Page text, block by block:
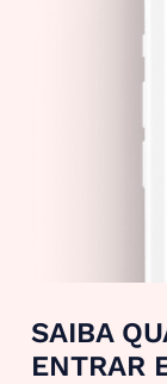
SAIBA
ENTRAR